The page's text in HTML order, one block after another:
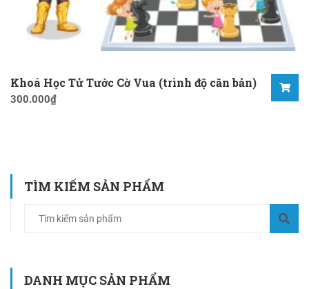
Khoá Học Tử Tước Cờ Vua (trình độ căn bản)
300.000₫
TÌM KIẾM SẢN PHẨM
DANH MỤC SẢN PHẨM